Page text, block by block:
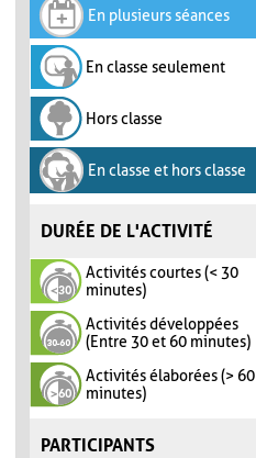
En plusieurs séances
En classe seulement
Hors classe
En classe et hors classe
DURÉE DE L'ACTIVITÉ
Activités courtes (< 30
minutes)
Activités développées
(Entre 30 et 60 minutes)
Activités élaborées (> 60
minutes)
PARTICIPANTS